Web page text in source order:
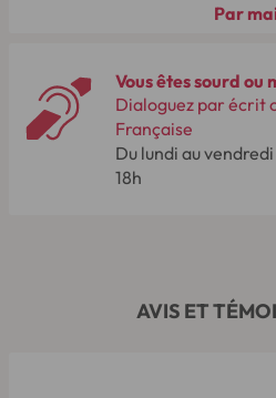
Par
Vous êtes sourd ou
Dialoguez par écrit
Française
Du lundi au
18h
AVIS ET